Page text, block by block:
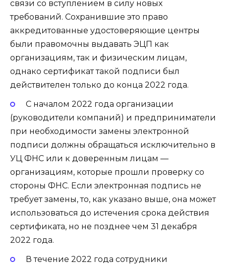
связи со вступлением в силу новых
требований. Сохранившие это право
аккредитованные удостоверяющие центры
были правомочны выдавать ЭЦП как
организациям, так и физическим лицам,
однако сертификат такой подписи был
действителен только до конца 2022 года.
С началом 2022 года организации
(руководители компаний) и предприниматели
при необходимости замены электронной
подписи должны обращаться исключительно в
УЦ ФНС или к доверенным лицам —
организациям, которые прошли проверку со
стороны ФНС. Если электронная подпись не
требует замены, то, как указано выше, она может
использоваться до истечения срока действия
сертификата, но не позднее чем 31 декабря
2022 года.
В течение 2022 года сотрудники